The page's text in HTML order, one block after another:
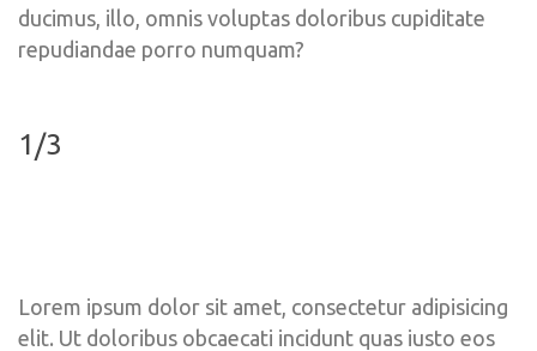
ducimus, illo, omnis voluptas doloribus cupiditate
repudiandae porro numquam?
1/3
Lorem ipsum dolor sit amet, consectetur adipisicing
elit. Ut doloribus obcaecati incidunt quas iusto eos